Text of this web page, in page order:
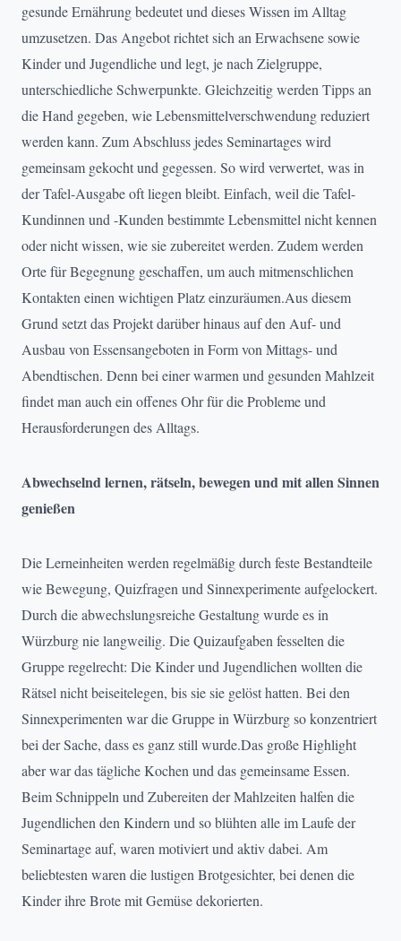
gesunde Ernährung bedeutet und dieses Wissen im Alltag
umzusetzen. Das Angebot richtet sich an Erwachsene sowie
Kinder und Jugendliche und legt, je nach Zielgruppe,
unterschiedliche Schwerpunkte. Gleichzeitig werden Tipps an
die Hand gegeben, wie Lebensmittelverschwendung reduziert
werden kann. Zum Abschluss jedes Seminartages wird
gemeinsam gekocht und gegessen. So wird verwertet, was in
der Tafel-Ausgabe oft liegen bleibt. Einfach, weil die Tafel-
Kundinnen und -Kunden bestimmte Lebensmittel nicht kennen
oder nicht wissen, wie sie zubereitet werden. Zudem werden
Orte für Begegnung geschaffen, um auch mitmenschlichen
Kontakten einen wichtigen Platz einzuräumen.Aus diesem
Grund setzt das Projekt darüber hinaus auf den Auf- und
Ausbau von Essensangeboten in Form von Mittags- und
Abendtischen. Denn bei einer warmen und gesunden Mahlzeit
findet man auch ein offenes Ohr für die Probleme und
Herausforderungen des Alltags.
Abwechselnd lernen, rätseln, bewegen und mit allen Sinnen
genießen
Die Lerneinheiten werden regelmäßig durch feste Bestandteile
wie Bewegung, Quizfragen und Sinnexperimente aufgelockert.
Durch die abwechslungsreiche Gestaltung wurde es in
Würzburg nie langweilig. Die Quizaufgaben fesselten die
Gruppe regelrecht: Die Kinder und Jugendlichen wollten die
Rätsel nicht beiseitelegen, bis sie sie gelöst hatten. Bei den
Sinnexperimenten war die Gruppe in Würzburg so konzentriert
bei der Sache, dass es ganz still wurde.Das große Highlight
aber war das tägliche Kochen und das gemeinsame Essen.
Beim Schnippeln und Zubereiten der Mahlzeiten halfen die
Jugendlichen den Kindern und so blühten alle im Laufe der
Seminartage auf, waren motiviert und aktiv dabei. Am
beliebtesten waren die lustigen Brotgesichter, bei denen die
Kinder ihre Brote mit Gemüse dekorierten.